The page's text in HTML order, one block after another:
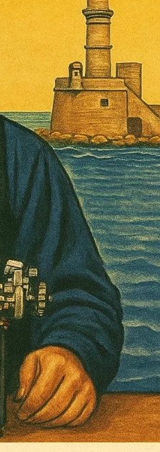
όλους, ακόμη και σε
μόνο για όσους
Αν πιστεύετε ότι
και τον έλεγχο της
συνδρομητής
θερμά.